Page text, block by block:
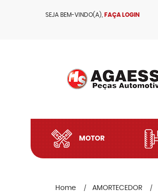
SEJA BEM-VINDO(A), FAÇA LOGIN
MOTOR
Home AMORTECEDOR